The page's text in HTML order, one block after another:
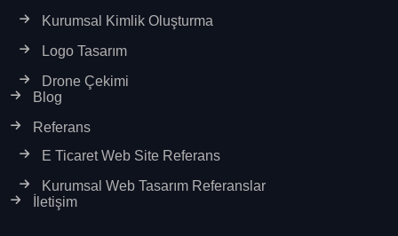
Kurumsal Kimlik Oluşturma
Logo Tasarım
Drone Çekimi
Blog
Referans
E Ticaret Web Site Referans
Kurumsal Web Tasarım Referanslar
İletişim